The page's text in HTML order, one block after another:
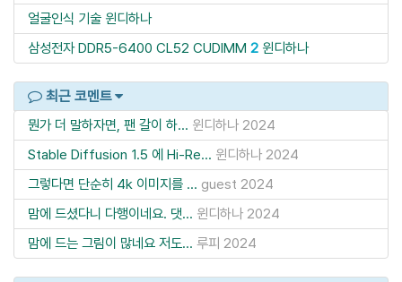
얼굴인식 기술 윈디하나
삼성전자 DDR5-6400 CL52 CUDIMM 2 윈디하나
최근 코멘트
뭔가 더 말하자면, 팬 갈이 하... 윈디하나 2024
Stable Diffusion 1.5 에 Hi-Re... 윈디하나 2024
그렇다면 단순히 4k 이미지를 ... guest 2024
맘에 드셨다니 다행이네요. 댓... 윈디하나 2024
맘에 드는 그림이 많네요 저도... 루피 2024